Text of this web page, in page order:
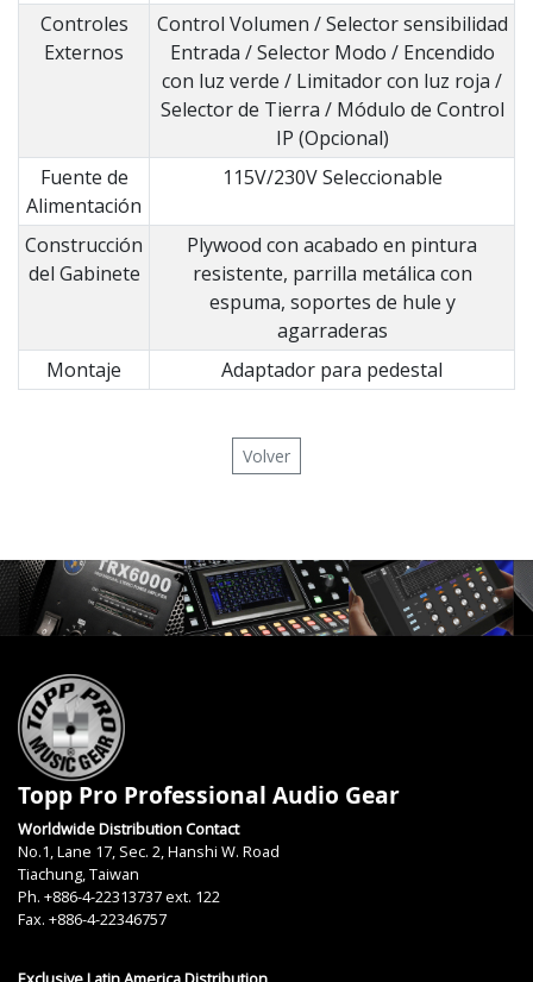
Controles
Externos
Control Volumen / Selector sensibilidad
Entrada / Selector Modo / Encendido
con luz verde / Limitador con luz roja /
Selector de Tierra / Módulo de Control
IP (Opcional)
Fuente de
Alimentación
115V/230V Seleccionable
Construcción
del Gabinete
Plywood con acabado en pintura
resistente, parrilla metálica con
espuma, soportes de hule y
agarraderas
Montaje
Adaptador para pedestal
Volver
Topp Pro Professional Audio Gear
Worldwide Distribution Contact
No.1, Lane 17, Sec. 2, Hanshi W. Road
Tiachung, Taiwan
Ph. +886-4-22313737 ext. 122
Fax. +886-4-22346757